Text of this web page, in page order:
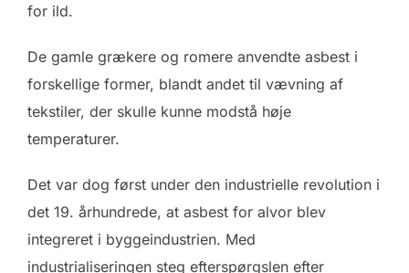
for ild.
De gamle grækere og romere anvendte asbest i
forskellige former, blandt andet til vævning af
tekstiler, der skulle kunne modstå høje
temperaturer.
Det var dog først under den industrielle revolution i
det 19. århundrede, at asbest for alvor blev
integreret i byggeindustrien. Med
industrialiseringen steg efterspørgslen efter